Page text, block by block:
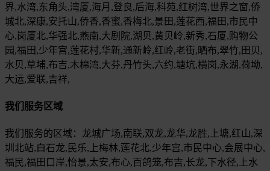
界,水湾,东角头,湾厦,海月,登良,后海,科苑,红树湾,世界之窗,侨
城北,深康,安托山,侨香,香蜜,香梅北,景田,莲花西,福田,市民中
心,岗厦北,华强北,燕南,大剧院,湖贝,黄贝岭,新秀,石厦,购物公
园,福田,少年宫,莲花村,华新,通新岭,红岭,老街,晒布,翠竹,田贝,
水贝,草埔,布吉,木棉湾,大芬,丹竹头,六约,塘坑,横岗,永湖,荷坳,
大运,爱联,吉祥,
我们服务区域
我们服务的区域：龙城广场,南联,双龙,龙华,龙胜,上塘,红山,深
圳北站,白石龙,民乐,上梅林,莲花北,少年宫,市民中心,会展中心,
福民,福田口岸,怡景,太安,布心,百鸽笼,布吉,长龙,下水径,上水